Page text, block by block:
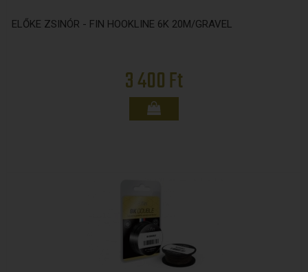
ELŐKE ZSINÓR - FIN HOOKLINE 6K 20M/GRAVEL
3 400 Ft